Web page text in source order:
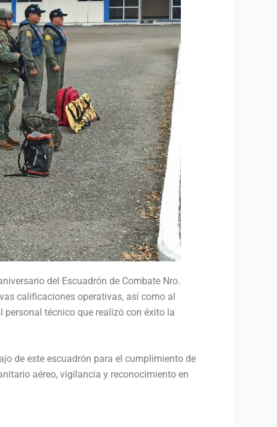
del Escuadrón de Combate Nro.
calificaciones operativas, así como al
técnico que realizó con éxito la
de este escuadrón para el cumplimiento de
aéreo, vigilancia y reconocimiento en